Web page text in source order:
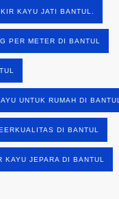
KAYU JATI BANTUL.
PER METER DI BANTUL
UNTUK RUMAH DI BANTUL
DI BANTUL
KAYU JEPARA DI BANTUL